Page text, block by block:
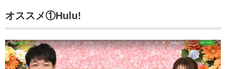
オススメ①Hulu!